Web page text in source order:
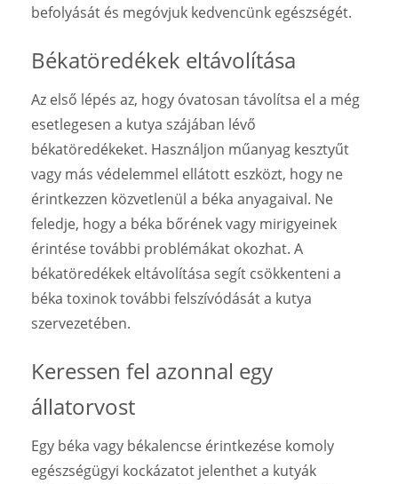
befolyását és megóvjuk kedvencünk egészségét.
Békatöredékek eltávolítása
Az első lépés az, hogy óvatosan távolítsa el a még
esetlegesen a kutya szájában lévő
békatöredékeket. Használjon műanyag kesztyűt
vagy más védelemmel ellátott eszközt, hogy ne
érintkezzen közvetlenül a béka anyagaival. Ne
feledje, hogy a béka bőrének vagy mirigyeinek
érintése további problémákat okozhat. A
békatöredékek eltávolítása segít csökkenteni a
béka toxinok további felszívódását a kutya
szervezetében.
Keressen fel azonnal egy
állatorvost
Egy béka vagy békalencse érintkezése komoly
egészségügyi kockázatot jelenthet a kutyák